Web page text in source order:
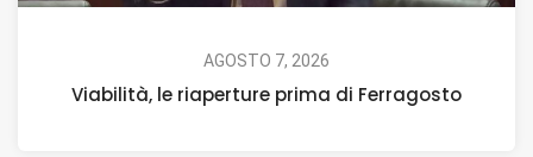
AGOSTO 7, 2026
Viabilità, le riaperture prima di Ferragosto